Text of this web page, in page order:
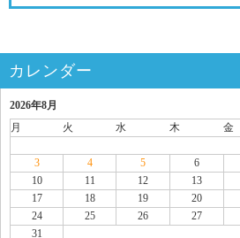
カレンダー
2026年8月
月
火 水 木 金
3
4 5 6
10
11 12 13
17
18 19 20
24
25 26 27
31